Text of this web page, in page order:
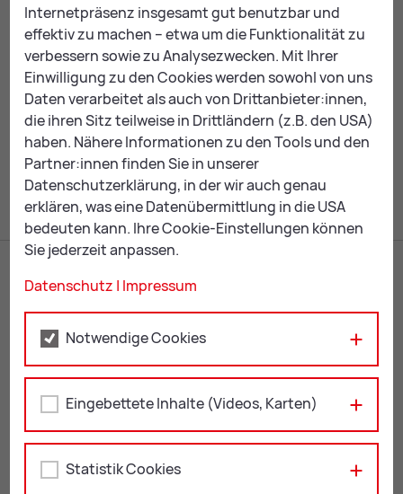
Wir sind stolz auf euch!
Mail Print
Langgasse 21
8700 Leoben
Internetpräsenz insgesamt gut benutzbar und
effektiv zu machen – etwa um die Funktionalität zu
verbessern sowie zu Analysezwecken. Mit Ihrer
Einwilligung zu den Cookies werden sowohl von uns
Daten verarbeitet als auch von Drittanbieter:innen,
die ihren Sitz teilweise in Drittländern (z.B. den USA)
haben. Nähere Informationen zu den Tools und den
Partner:innen finden Sie in unserer
Datenschutzerklärung, in der wir auch genau
erklären, was eine Datenübermittlung in die USA
bedeuten kann. Ihre Cookie-Einstellungen können
Sie jederzeit anpassen.
Datenschutz | Impressum
Notwendige Cookies
Eingebettete Inhalte (Videos, Karten)
Statistik Cookies